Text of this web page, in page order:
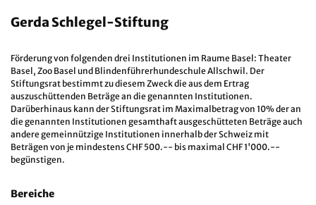
Gerda Schlegel-Stiftung
Förderung von folgenden drei Institutionen im Raume Basel: Theater
Basel, Zoo Basel und Blindenführerhundeschule Allschwil. Der
Stiftungsrat bestimmt zu diesem Zweck die aus dem Ertrag
auszuschüttenden Beträge an die genannten Institutionen.
Darüberhinaus kann der Stiftungsrat im Maximalbetrag von 10% der an
die genannten Institutionen gesamthaft ausgeschütteten Beträge auch
andere gemeinnützige Institutionen innerhalb der Schweiz mit
Beträgen von je mindestens CHF 500.-- bis maximal CHF 1'000.--
begünstigen.
Bereiche